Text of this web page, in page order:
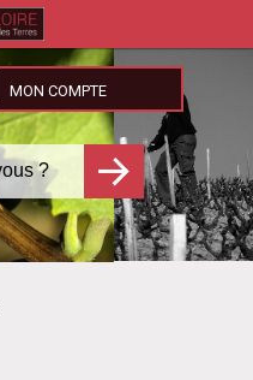
MON COMPTE